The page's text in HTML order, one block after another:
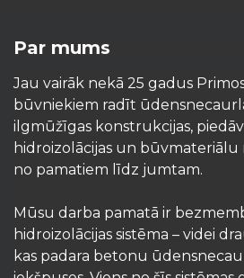
Par mums
Jau vairāk nekā 25 gadus
būvniekiem radīt
ilgmūžīgas konstrukcijas,
hidroizolācijas un būvmateriālu
no pamatiem līdz jumtam.
Mūsu darba pamatā ir
hidroizolācijas sistēma – videi
kas padara betonu